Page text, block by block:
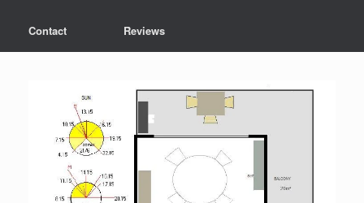
Contact Reviews